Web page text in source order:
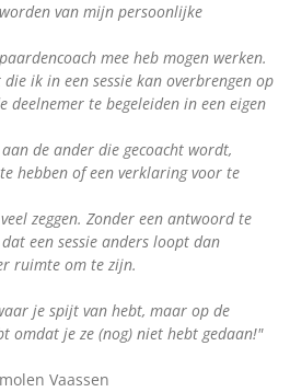
van mijn persoonlijke
mee heb mogen werken.
ik in een sessie kan overbrengen op
deelnemer te begeleiden in een eigen
de ander die gecoacht wordt,
hebben of een verklaring voor te
zeggen. Zonder een antwoord te
een sessie anders loopt dan
ruimte om te zijn.
je spijt van hebt, maar op de
omdat je ze (nog) niet hebt gedaan!"
Vaassen